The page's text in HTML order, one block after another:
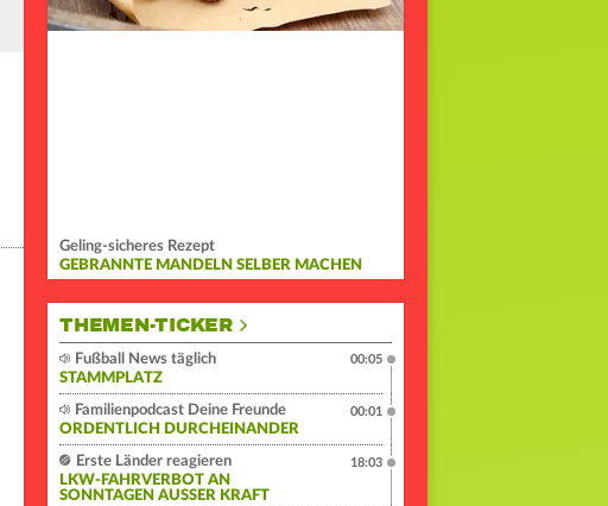
Geling-sicheres Rezept
GEBRANNTE MANDELN SELBER MACHEN
THEMEN-TICKER
Fußball News täglich
STAMMPLATZ
00:05
Familienpodcast Deine Freunde
ORDENTLICH DURCHEINANDER
00:01
Erste Länder reagieren
LKW-FAHRVERBOT AN
SONNTAGEN AUSSER KRAFT
18:03